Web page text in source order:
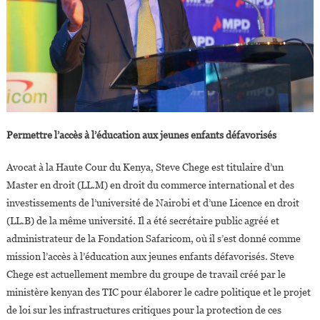
Permettre l’accès à l’éducation aux jeunes enfants défavorisés
Avocat à la Haute Cour du Kenya, Steve Chege est titulaire d’un
Master en droit (LL.M) en droit du commerce international et des
investissements de l’université de Nairobi et d’une Licence en droit
(LL.B) de la même université. Il a été secrétaire public agréé et
administrateur de la Fondation Safaricom, où il s’est donné comme
mission l’accès à l’éducation aux jeunes enfants défavorisés. Steve
Chege est actuellement membre du groupe de travail créé par le
ministère kenyan des TIC pour élaborer le cadre politique et le projet
de loi sur les infrastructures critiques pour la protection de ces